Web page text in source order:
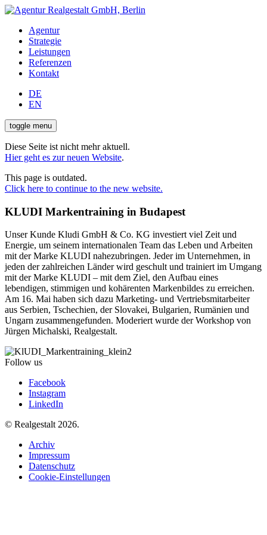
Agentur
Strategie
Leistungen
Referenzen
Kontakt
DE
EN
toggle menu
Diese Seite ist nicht mehr aktuell.
Hier geht es zur neuen Website.
This page is outdated.
Click here to continue to the new website.
KLUDI Markentraining in Budapest
Unser Kunde Kludi GmbH & Co. KG investiert viel Zeit und
Energie, um seinem internationalen Team das Leben und Arbeiten
mit der Marke KLUDI nahezubringen. Jeder im Unternehmen, in
jeden der zahlreichen Länder wird geschult und trainiert im Umgang
mit der Marke KLUDI – mit dem Ziel, den Aufbau eines
lebendigen, stimmigen und kohärenten Markenbildes zu erreichen.
Am 16. Mai haben sich dazu Marketing- und Vertriebsmitarbeiter
aus Serbien, Tschechien, der Slovakei, Bulgarien, Rumänien und
Ungarn zusammengefunden. Moderiert wurde der Workshop von
Jürgen Michalski, Realgestalt.
Follow us
Facebook
Instagram
LinkedIn
© Realgestalt 2026.
Archiv
Impressum
Datenschutz
Cookie-Einstellungen